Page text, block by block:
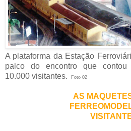
A plataforma da Estação
palco do encontro que contou
10.000 visitantes.
Foto 02
AS